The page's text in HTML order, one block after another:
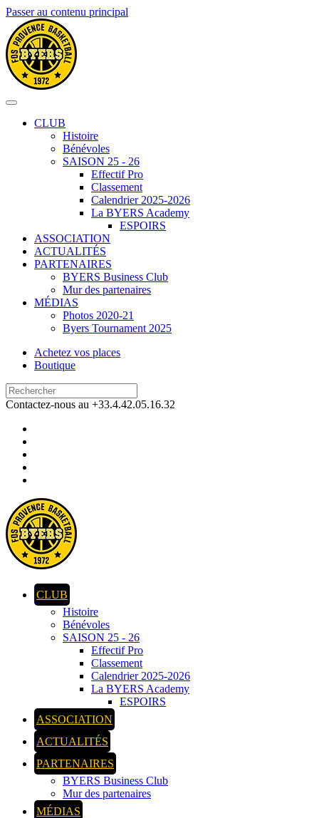
Passer au contenu principal
CLUB
Histoire
Bénévoles
SAISON 25 - 26
Effectif Pro
Classement
Calendrier 2025-2026
La BYERS Academy
ESPOIRS
ASSOCIATION
ACTUALITÉS
PARTENAIRES
BYERS Business Club
Mur des partenaires
MÉDIAS
Photos 2020-21
Byers Tournament 2025
Achetez vos places
Boutique
Contactez-nous au +33.4.42.05.16.32
CLUB
Histoire
Bénévoles
SAISON 25 - 26
Effectif Pro
Classement
Calendrier 2025-2026
La BYERS Academy
ESPOIRS
ASSOCIATION
ACTUALITÉS
PARTENAIRES
BYERS Business Club
Mur des partenaires
MÉDIAS